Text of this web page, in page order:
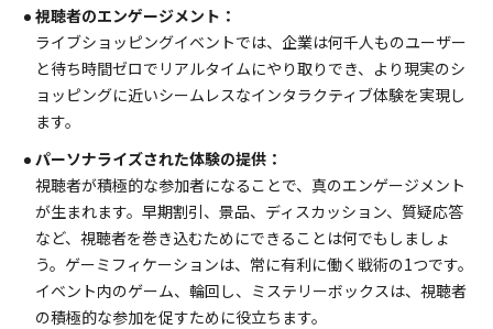
視聴者のエンゲージメント：
ライブショッピングイベントでは、企業は何千人ものユーザー
と待ち時間ゼロでリアルタイムにやり取りでき、より現実のシ
ョッピングに近いシームレスなインタラクティブ体験を実現し
ます。
パーソナライズされた体験の提供：
視聴者が積極的な参加者になることで、真のエンゲージメント
が生まれます。早期割引、景品、ディスカッション、質疑応答
など、視聴者を巻き込むためにできることは何でもしましょ
う。ゲーミフィケーションは、常に有利に働く戦術の1つです。
イベント内のゲーム、輪回し、ミステリーボックスは、視聴者
の積極的な参加を促すために役立ちます。